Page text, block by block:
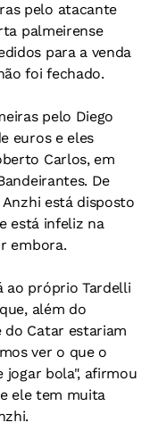
pelo atacante
palmeirense
para a venda
foi fechado.
pelo Diego
euros e eles
Carlos, em
De
está disposto
está infeliz na
embora.
ao próprio Tardelli
além do
do Catar estariam
ver o que o
jogar bola", afirmou
ele tem muita